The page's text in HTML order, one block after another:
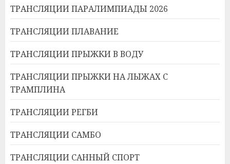
ТРАНСЛЯЦИИ ПАРАЛИМПИАДЫ 2026
ТРАНСЛЯЦИИ ПЛАВАНИЕ
ТРАНСЛЯЦИИ ПРЫЖКИ В ВОДУ
ТРАНСЛЯЦИИ ПРЫЖКИ НА ЛЫЖАХ С
ТРАМПЛИНА
ТРАНСЛЯЦИИ РЕГБИ
ТРАНСЛЯЦИИ САМБО
ТРАНСЛЯЦИИ САННЫЙ СПОРТ